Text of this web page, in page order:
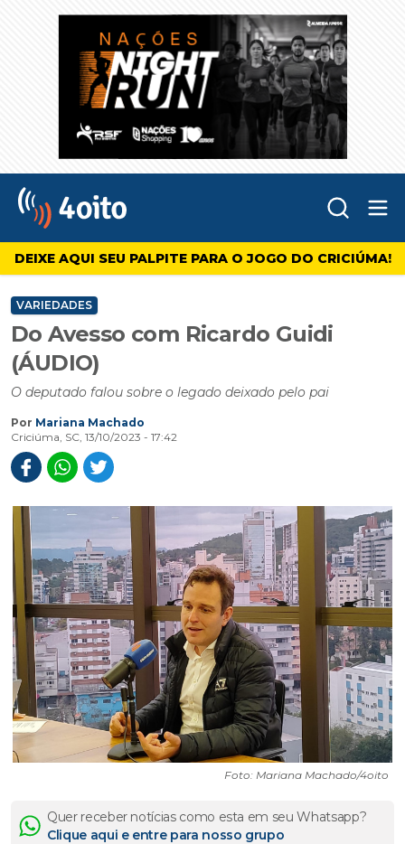
4oito
DEIXE AQUI SEU PALPITE PARA O JOGO DO CRICIÚMA!
VARIEDADES
Do Avesso com Ricardo Guidi
(ÁUDIO)
O deputado falou sobre o legado deixado pelo pai
Por Mariana Machado
Criciúma, SC, 13/10/2023 - 17:42
Foto: Mariana Machado/4oito
Quer receber notícias como esta em seu Whatsapp?
Clique aqui e entre para nosso grupo